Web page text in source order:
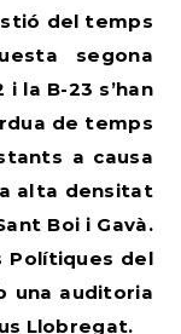
del temps
segona
i la B-23 s’han
de temps
a causa
alta densitat
Boi i Gavà.
Polítiques del
una auditoria
Llobregat.